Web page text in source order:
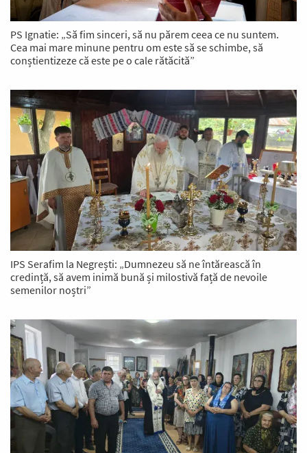
PS Ignatie: „Să fim sinceri, să nu părem ceea ce nu suntem.
Cea mai mare minune pentru om este să se schimbe, să
conștientizeze că este pe o cale rătăcită”
IPS Serafim la Negrești: „Dumnezeu să ne întărească în
credință, să avem inimă bună și milostivă față de nevoile
semenilor noștri”